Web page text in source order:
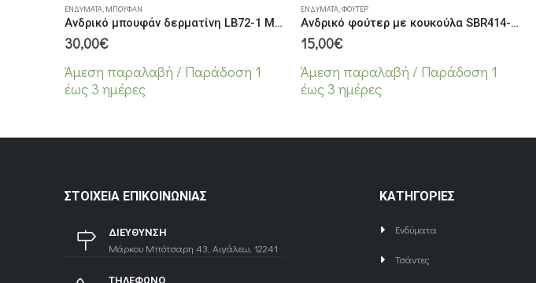
ΕΝΔΎΜΑΤΑ, ΜΠΟΥΦΆΝ
Ανδρικό μπουφάν δερματίνη LB72-1 Μαύρο
30,00€
Άμεση παραλαβή / Παράδoση 1
έως 3 ημέρες
ΕΝΔΎΜΑΤΑ,ΦΟΎΤΕΡ
Ανδρικό φούτερ με κουκούλα SBR414-33 Μαύρο
15,00€
Άμεση παραλαβή / Παράδoση 1
έως 3 ημέρες
ΣΤΟΙΧΕΊΑ ΕΠΙΚΟΙΝΩΝΊΑΣ
ΔΙΕΥΘΥΝΣΗ
Μάρκου Μπότσαρη 43, Αιγάλεω, 12241
ΤΗΛΕΦΩΝΟ
ΚΑΤΗΓΟΡΙΕΣ
Ενδύματα
Τσάντες